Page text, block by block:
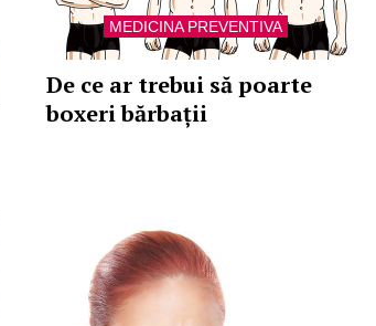
MEDICINA PREVENTIVA
De ce ar trebui să poarte
boxeri bărbații